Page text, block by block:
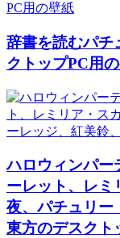
辞書を読むパチ
クトップPC用
ハロウィンパー
ーレット、レミ
夜、パチュリー
東方のデスクト